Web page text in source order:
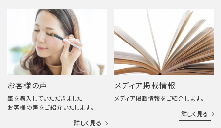
お客様の声
筆を購入していただきました
お客様の声をご紹介いたします。
詳しく見る
メディア掲載情報
メディア掲載情報をご紹介します。
詳しく見る